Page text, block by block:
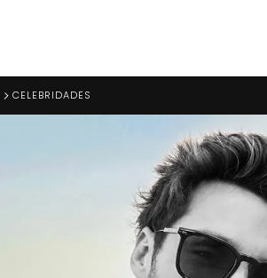
CELEBRIDADES